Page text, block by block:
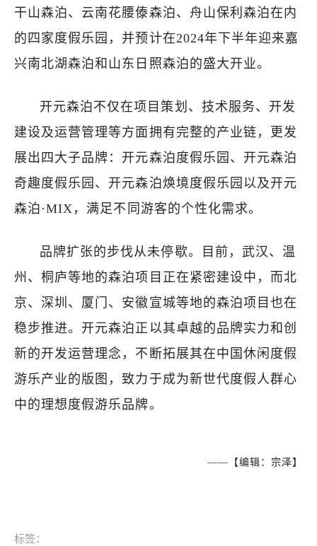
干山森泊、云南花腰傣森泊、舟山保利森泊在内
的四家度假乐园，并预计在2024年下半年迎来嘉
兴南北湖森泊和山东日照森泊的盛大开业。
开元森泊不仅在项目策划、技术服务、开发
建设及运营管理等方面拥有完整的产业链，更发
展出四大子品牌：开元森泊度假乐园、开元森泊
奇趣度假乐园、开元森泊焕境度假乐园以及开元
森泊·MIX，满足不同游客的个性化需求。
品牌扩张的步伐从未停歇。目前，武汉、温
州、桐庐等地的森泊项目正在紧密建设中，而北
京、深圳、厦门、安徽宣城等地的森泊项目也在
稳步推进。开元森泊正以其卓越的品牌实力和创
新的开发运营理念，不断拓展其在中国休闲度假
游乐产业的版图，致力于成为新世代度假人群心
中的理想度假游乐品牌。
——【编辑：宗泽】
标签：